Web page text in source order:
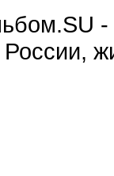
-
России,